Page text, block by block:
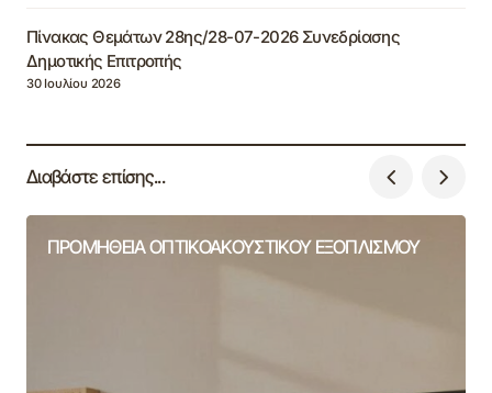
Πίνακας Θεμάτων 28ης/28-07-2026 Συνεδρίασης
Δημοτικής Επιτροπής
30 Ιουλίου 2026
Διαβάστε επίσης...
ΠΡΟΜΗΘΕΙΑ ΟΠΤΙΚΟΑΚΟΥΣΤΙΚΟΥ ΕΞΟΠΛΙΣΜΟΥ